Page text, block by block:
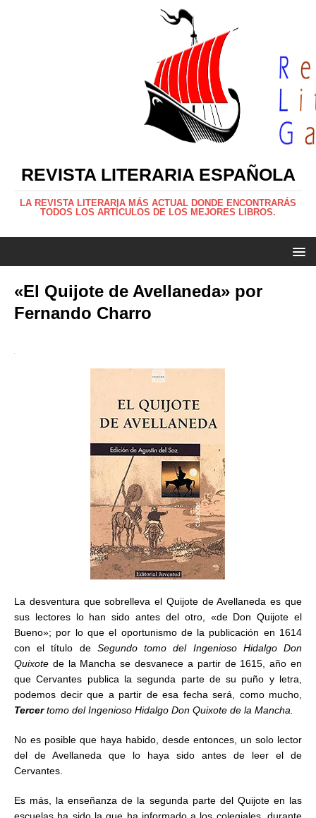
REVISTA LITERARIA ESPAÑOLA
LA REVISTA LITERARIA MÁS ACTUAL DONDE ENCONTRARÁS
TODOS LOS ARTÍCULOS DE LOS MEJORES LIBROS.
«El Quijote de Avellaneda» por
Fernando Charro
La desventura que sobrelleva el Quijote de Avellaneda es que
sus lectores lo han sido antes del otro, «de Don Quijote el
Bueno»; por lo que el oportunismo de la publicación en 1614
con el título de Segundo tomo del Ingenioso Hidalgo Don
Quixote de la Mancha se desvanece a partir de 1615, año en
que Cervantes publica la segunda parte de su puño y letra,
podemos decir que a partir de esa fecha será, como mucho,
Tercertomo del Ingenioso Hidalgo Don Quixote de la Mancha.
No es posible que haya habido, desde entonces, un solo lector
del de Avellaneda que lo haya sido antes de leer el de
Cervantes.
Es más, la enseñanza de la segunda parte del Quijote en las